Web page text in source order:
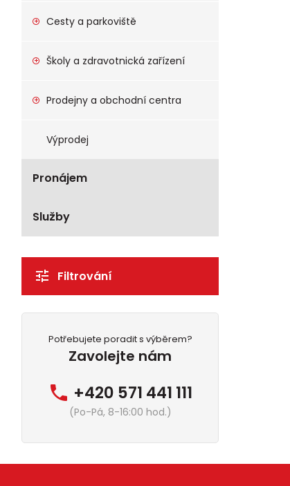
Cesty a parkoviště
Školy a zdravotnická zařízení
Prodejny a obchodní centra
Výprodej
Pronájem
Služby
Filtrování
Potřebujete poradit s výběrem?
Zavolejte nám
+420 571 441 111
(Po-Pá, 8-16:00 hod.)